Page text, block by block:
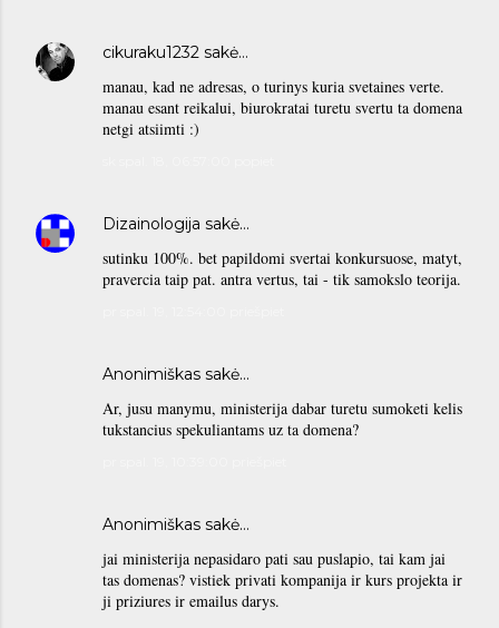
cikuraku1232 sakė…
manau, kad ne adresas, o turinys kuria svetaines verte.
manau esant reikalui, biurokratai turetu svertu ta domena
netgi atsiimti :)
Dizainologija sakė…
sutinku 100%. bet papildomi svertai konkursuose, matyt,
pravercia taip pat. antra vertus, tai - tik samokslo teorija.
Anonimiškas sakė…
Ar, jusu manymu, ministerija dabar turetu sumoketi kelis
tukstancius spekuliantams uz ta domena?
Anonimiškas sakė…
jai ministerija nepasidaro pati sau puslapio, tai kam jai
tas domenas? vistiek privati kompanija ir kurs projekta ir
ji priziures ir emailus darys.